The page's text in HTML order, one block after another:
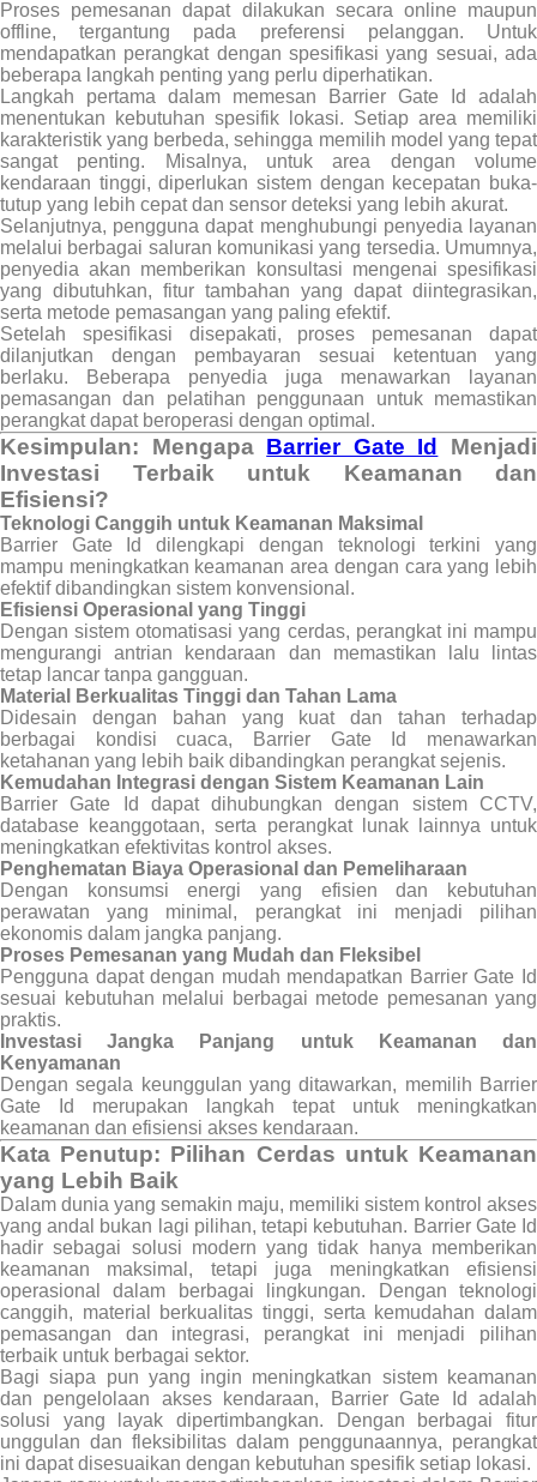
Proses pemesanan dapat dilakukan secara online maupun
offline, tergantung pada preferensi pelanggan. Untuk
mendapatkan perangkat dengan spesifikasi yang sesuai, ada
beberapa langkah penting yang perlu diperhatikan.
Langkah pertama dalam memesan Barrier Gate Id adalah
menentukan kebutuhan spesifik lokasi. Setiap area memiliki
karakteristik yang berbeda, sehingga memilih model yang tepat
sangat penting. Misalnya, untuk area dengan volume
kendaraan tinggi, diperlukan sistem dengan kecepatan buka-
tutup yang lebih cepat dan sensor deteksi yang lebih akurat.
Selanjutnya, pengguna dapat menghubungi penyedia layanan
melalui berbagai saluran komunikasi yang tersedia. Umumnya,
penyedia akan memberikan konsultasi mengenai spesifikasi
yang dibutuhkan, fitur tambahan yang dapat diintegrasikan,
serta metode pemasangan yang paling efektif.
Setelah spesifikasi disepakati, proses pemesanan dapat
dilanjutkan dengan pembayaran sesuai ketentuan yang
berlaku. Beberapa penyedia juga menawarkan layanan
pemasangan dan pelatihan penggunaan untuk memastikan
perangkat dapat beroperasi dengan optimal.
Kesimpulan: Mengapa Barrier Gate Id
Menjadi
Investasi Terbaik untuk Keamanan dan
Efisiensi?
Teknologi Canggih untuk Keamanan Maksimal
Barrier Gate Id dilengkapi dengan teknologi terkini yang
mampu meningkatkan keamanan area dengan cara yang lebih
efektif dibandingkan sistem konvensional.
Efisiensi Operasional yang Tinggi
Dengan sistem otomatisasi yang cerdas, perangkat ini mampu
mengurangi antrian kendaraan dan memastikan lalu lintas
tetap lancar tanpa gangguan.
Material Berkualitas Tinggi dan Tahan Lama
Didesain dengan bahan yang kuat dan tahan terhadap
berbagai kondisi cuaca, Barrier Gate Id menawarkan
ketahanan yang lebih baik dibandingkan perangkat sejenis.
Kemudahan Integrasi dengan Sistem Keamanan Lain
Barrier Gate Id dapat dihubungkan dengan sistem CCTV,
database keanggotaan, serta perangkat lunak lainnya untuk
meningkatkan efektivitas kontrol akses.
Penghematan Biaya Operasional dan Pemeliharaan
Dengan konsumsi energi yang efisien dan kebutuhan
perawatan yang minimal, perangkat ini menjadi pilihan
ekonomis dalam jangka panjang.
Proses Pemesanan yang Mudah dan Fleksibel
Pengguna dapat dengan mudah mendapatkan Barrier Gate Id
sesuai kebutuhan melalui berbagai metode pemesanan yang
praktis.
Investasi Jangka Panjang untuk Keamanan dan
Kenyamanan
Dengan segala keunggulan yang ditawarkan, memilih Barrier
Gate Id merupakan langkah tepat untuk meningkatkan
keamanan dan efisiensi akses kendaraan.
Kata Penutup: Pilihan Cerdas untuk Keamanan
yang Lebih Baik
Dalam dunia yang semakin maju, memiliki sistem kontrol akses
yang andal bukan lagi pilihan, tetapi kebutuhan. Barrier Gate Id
hadir sebagai solusi modern yang tidak hanya memberikan
keamanan maksimal, tetapi juga meningkatkan efisiensi
operasional dalam berbagai lingkungan. Dengan teknologi
canggih, material berkualitas tinggi, serta kemudahan dalam
pemasangan dan integrasi, perangkat ini menjadi pilihan
terbaik untuk berbagai sektor.
Bagi siapa pun yang ingin meningkatkan sistem keamanan
dan pengelolaan akses kendaraan, Barrier Gate Id adalah
solusi yang layak dipertimbangkan. Dengan berbagai fitur
unggulan dan fleksibilitas dalam penggunaannya, perangkat
ini dapat disesuaikan dengan kebutuhan spesifik setiap lokasi.